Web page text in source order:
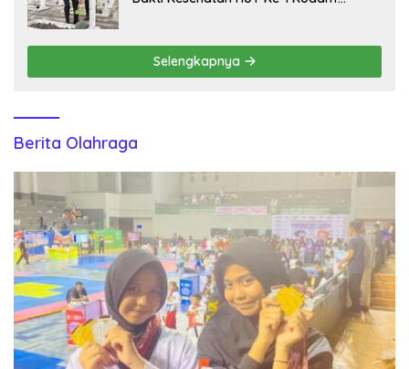
Selengkapnya
Berita Olahraga